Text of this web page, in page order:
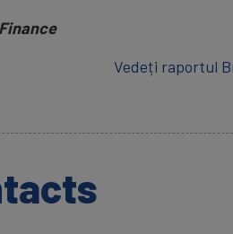
Vedeți raportul